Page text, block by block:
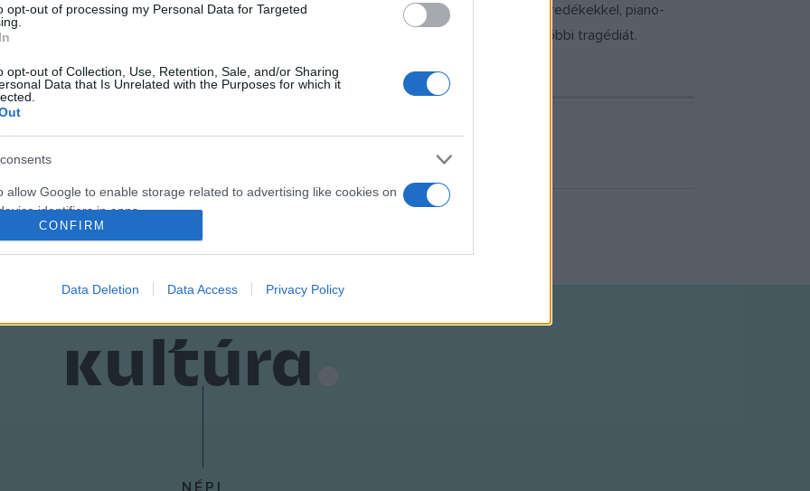
opt-out of processing my Personal Data for Targeted
opt-out of Collection, Use, Retention, Sale, and/or Sharing
Data that Is Unrelated with the Purposes for which it
allow Google to enable storage related to advertising like cookies on
identifiers in apps.
allow Google to enable storage related to analytics like cookies on
identifiers in apps.
CONFIRM
Data Deletion Data Access Privacy Policy
Először van nevesítve a Scherzo tétel, mely valóban tréfálkozó, dallami töredékekkel, piano-
témák mögött azonban néha előbukkannak a vészjósló hangzások, sejtetve a későbbi tragédiát.
NÉPI